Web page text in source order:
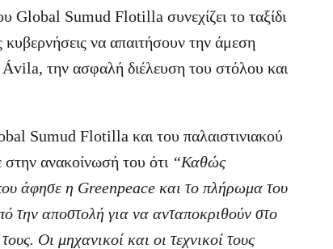
Global Sumud Flotilla συνεχίζει το ταξίδι
να απαιτήσουν την άμεση
την ασφαλή διέλευση του στόλου και
Sumud Flotilla και του παλαιστινιακού
ανακοίνωσή του ότι “Καθώς
άφησε η Greenpeace και το πλήρωμα του
αποστολή για να ανταποκριθούν στο
Οι μηχανικοί και οι τεχνικοί τους